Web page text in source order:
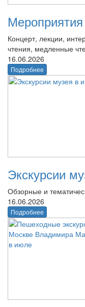
Концерт, лекции,
чтения, медленные
16.06.2026
Подробнее
Экскурсии
Обзорные и
16.06.2026
Подробнее